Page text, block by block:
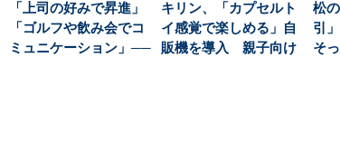
「上司の好みで昇進」
「ゴルフや飲み会でコ
ミュニケーション」──
キリン、「カプセルト
イ感覚で楽しめる」自
販機を導入 親子向け
松
引
そ